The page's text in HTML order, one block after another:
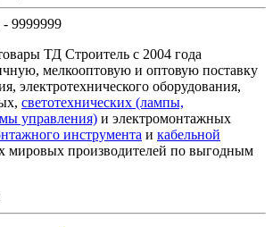
- 9999999
ТД Строитель с 2004 года
мелкооптовую и оптовую поставку
электротехнического оборудования,
светотехнических (лампы,
управления) и электромонтажных
инструмента и кабельной
мировых производителей по выгодным